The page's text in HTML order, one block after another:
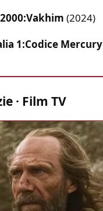
Vakhim (2024)
1:Codice Mercury
· Film TV